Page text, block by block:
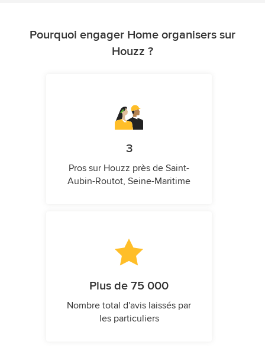
Pourquoi engager Home organisers sur
Houzz ?
3
Pros sur Houzz près de Saint-
Aubin-Routot, Seine-Maritime
Plus de 75 000
Nombre total d'avis laissés par
les particuliers